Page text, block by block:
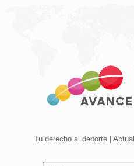
Tu derecho al deporte |